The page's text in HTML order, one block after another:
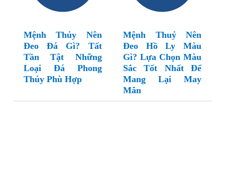
Mệnh Thủy Nên
Đeo Đá Gì? Tất
Tần Tật Những
Loại Đá Phong
Thủy Phù Hợp
Mệnh Thuỷ Nên
Đeo Hồ Ly Màu
Gì? Lựa Chọn Màu
Sắc Tốt Nhất Để
Mang Lại May
Mắn